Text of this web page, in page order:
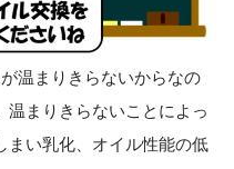
温まりきらないからなの
温まりきらないことによっ
まい乳化、オイル性能の低